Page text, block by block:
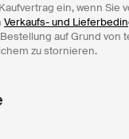
ein, wenn Sie
Verkaufs- und
auf Grund
zu stornieren.